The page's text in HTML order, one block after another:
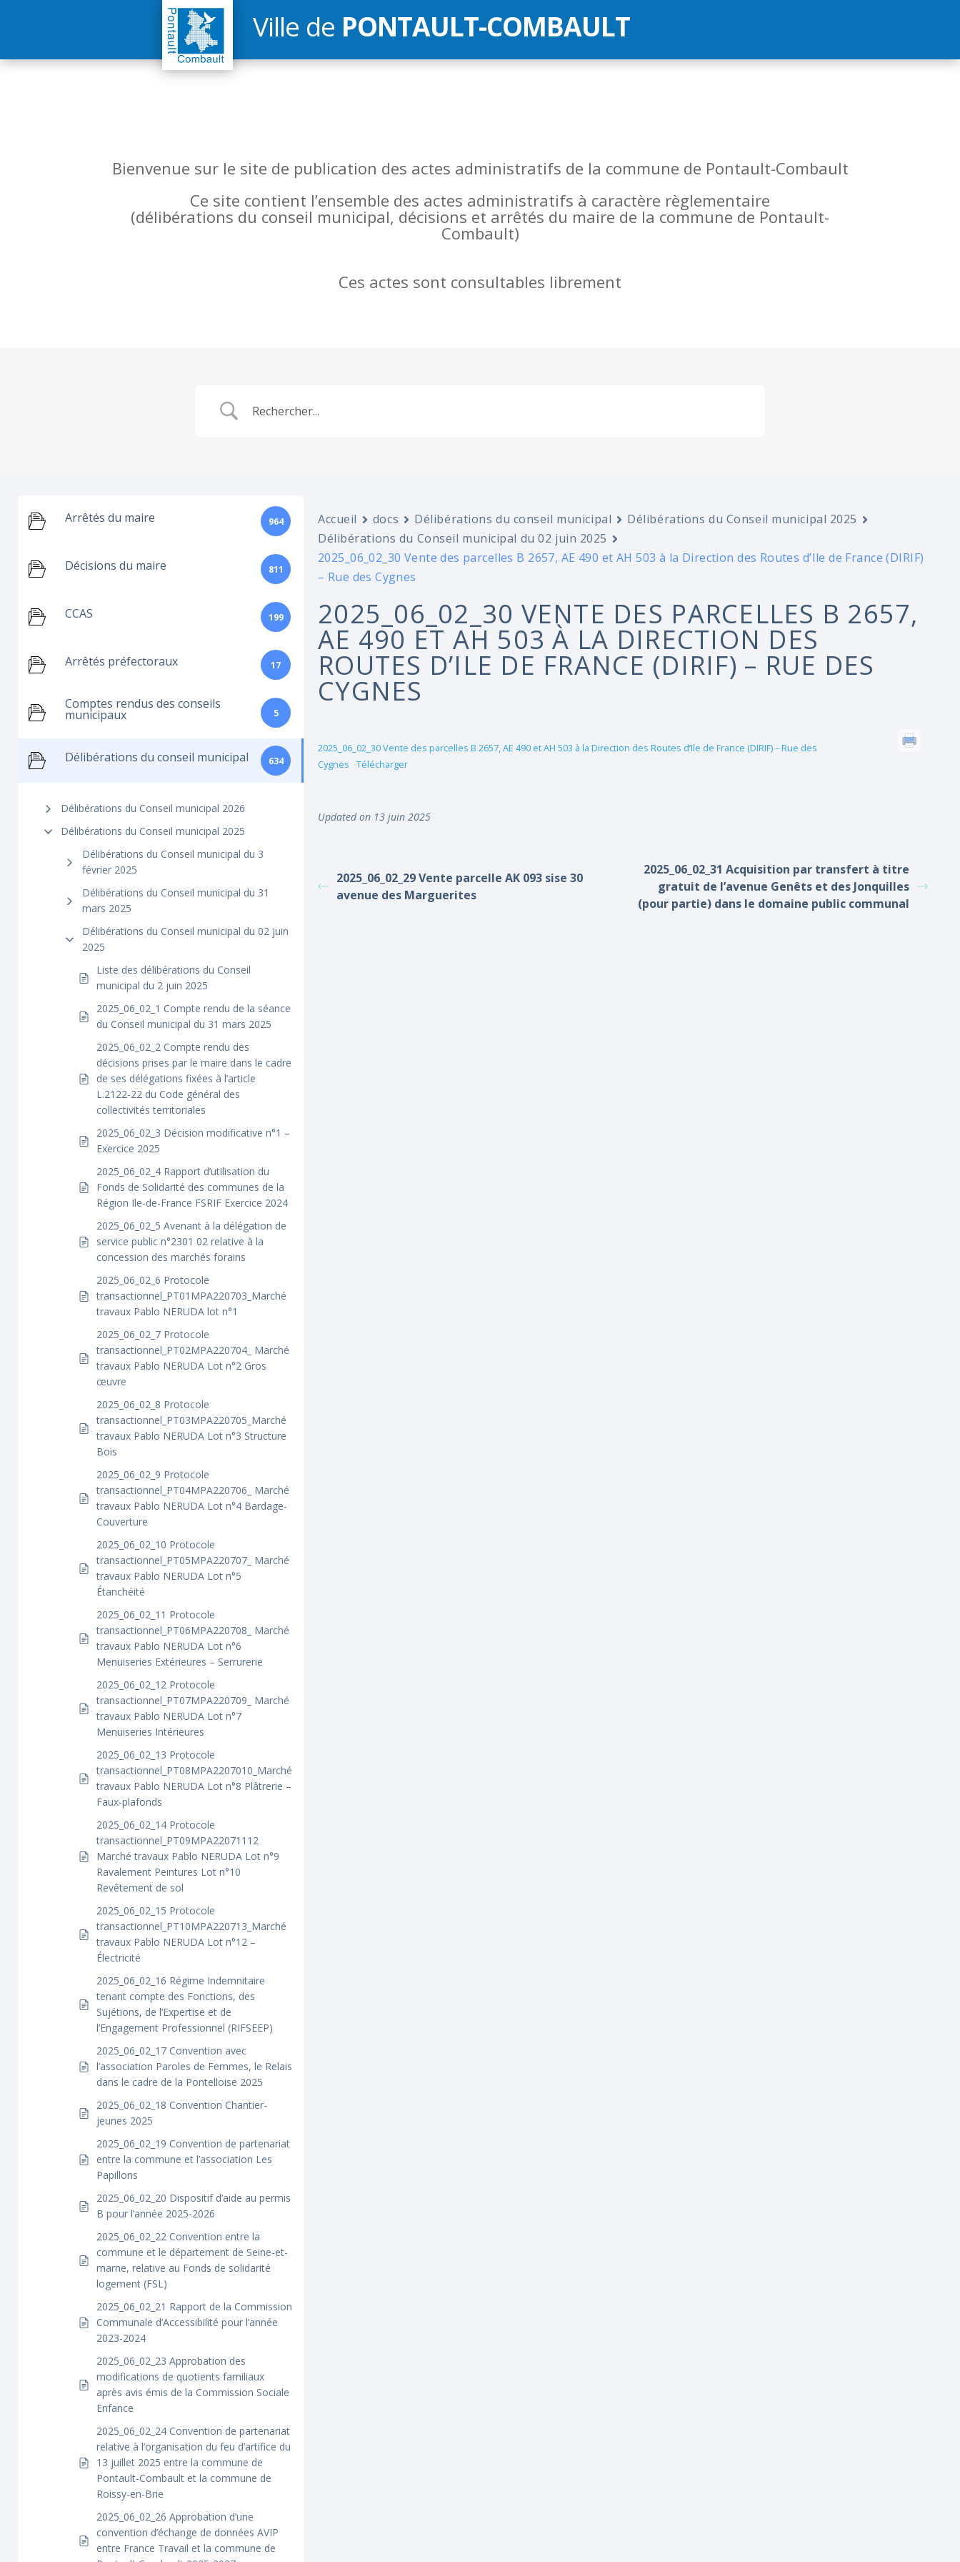
Ville de PONTAULT-COMBAULT
Bienvenue sur le site de publication des actes administratifs de la commune de Pontault-Combault
Ce site contient l’ensemble des actes administratifs à caractère règlementaire
(délibérations du conseil municipal, décisions et arrêtés du maire de la commune de Pontault-
Combault)
Ces actes sont consultables librement
Arrêtés du maire 964
Décisions du maire 811
CCAS 199
Arrêtés préfectoraux 17
Comptes rendus des conseils
municipaux 5
Délibérations du conseil municipal 634
Délibérations du Conseil municipal 2026
Délibérations du Conseil municipal 2025
Délibérations du Conseil municipal du 3
février 2025
Délibérations du Conseil municipal du 31
mars 2025
Délibérations du Conseil municipal du 02 juin
2025
Liste des délibérations du Conseil
municipal du 2 juin 2025
2025_06_02_1 Compte rendu de la séance
du Conseil municipal du 31 mars 2025
2025_06_02_2 Compte rendu des
décisions prises par le maire dans le cadre
de ses délégations fixées à l’article
L.2122-22 du Code général des
collectivités territoriales
2025_06_02_3 Décision modificative n°1 –
Exercice 2025
2025_06_02_4 Rapport d’utilisation du
Fonds de Solidarité des communes de la
Région Ile-de-France FSRIF Exercice 2024
2025_06_02_5 Avenant à la délégation de
service public n°2301 02 relative à la
concession des marchés forains
2025_06_02_6 Protocole
transactionnel_PT01MPA220703_Marché
travaux Pablo NERUDA lot n°1
2025_06_02_7 Protocole
transactionnel_PT02MPA220704_ Marché
travaux Pablo NERUDA Lot n°2 Gros
œuvre
2025_06_02_8 Protocole
transactionnel_PT03MPA220705_Marché
travaux Pablo NERUDA Lot n°3 Structure
Bois
2025_06_02_9 Protocole
transactionnel_PT04MPA220706_ Marché
travaux Pablo NERUDA Lot n°4 Bardage-
Couverture
2025_06_02_10 Protocole
transactionnel_PT05MPA220707_ Marché
travaux Pablo NERUDA Lot n°5
Étanchéité
2025_06_02_11 Protocole
transactionnel_PT06MPA220708_ Marché
travaux Pablo NERUDA Lot n°6
Menuiseries Extérieures – Serrurerie
2025_06_02_12 Protocole
transactionnel_PT07MPA220709_ Marché
travaux Pablo NERUDA Lot n°7
Menuiseries Intérieures
2025_06_02_13 Protocole
transactionnel_PT08MPA2207010_Marché
travaux Pablo NERUDA Lot n°8 Plâtrerie –
Faux-plafonds
2025_06_02_14 Protocole
transactionnel_PT09MPA22071112
Marché travaux Pablo NERUDA Lot n°9
Ravalement Peintures Lot n°10
Revêtement de sol
2025_06_02_15 Protocole
transactionnel_PT10MPA220713_Marché
travaux Pablo NERUDA Lot n°12 –
Électricité
2025_06_02_16 Régime Indemnitaire
tenant compte des Fonctions, des
Sujétions, de l’Expertise et de
l’Engagement Professionnel (RIFSEEP)
2025_06_02_17 Convention avec
l’association Paroles de Femmes, le Relais
dans le cadre de la Pontelloise 2025
2025_06_02_18 Convention Chantier-
jeunes 2025
2025_06_02_19 Convention de partenariat
entre la commune et l’association Les
Papillons
2025_06_02_20 Dispositif d’aide au permis
B pour l’année 2025-2026
2025_06_02_22 Convention entre la
commune et le département de Seine-et-
marne, relative au Fonds de solidarité
logement (FSL)
2025_06_02_21 Rapport de la Commission
Communale d’Accessibilité pour l’année
2023-2024
2025_06_02_23 Approbation des
modifications de quotients familiaux
après avis émis de la Commission Sociale
Enfance
2025_06_02_24 Convention de partenariat
relative à l’organisation du feu d’artifice du
13 juillet 2025 entre la commune de
Pontault-Combault et la commune de
Roissy-en-Brie
2025_06_02_26 Approbation d’une
convention d’échange de données AVIP
entre France Travail et la commune de
Accueil docs Délibérations du conseil municipal
Délibérations du Conseil municipal 2025
Délibérations du Conseil municipal du 02 juin 2025
2025_06_02_30 Vente des parcelles B 2657, AE 490 et AH 503 à la Direction des Routes d’Ile de France (DIRIF)
– Rue des Cygnes
2025_06_02_30 VENTE DES PARCELLES B 2657,
AE 490 ET AH 503 À LA DIRECTION DES
ROUTES D’ILE DE FRANCE (DIRIF) – RUE DES
CYGNES
2025_06_02_30 Vente des parcelles B 2657, AE 490 et AH 503 à la Direction des Routes d’Ile de France (DIRIF) – Rue des
Cygnes
Télécharger
Updated on 13 juin 2025
2025_06_02_29 Vente parcelle AK 093 sise 30
avenue des Marguerites
2025_06_02_31 Acquisition par transfert à titre
gratuit de l’avenue Genêts et des Jonquilles
(pour partie) dans le domaine public communal